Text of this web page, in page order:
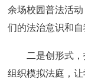
余场校园普法活
们的法治意识和自
二是创形式，打
组织模拟法庭，